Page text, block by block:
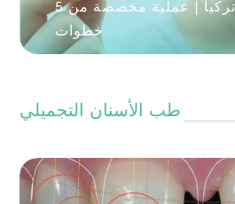
إسطنبول، تركيا | عملية مخصصة من 5
خطوات
طب الأسنان التجميلي